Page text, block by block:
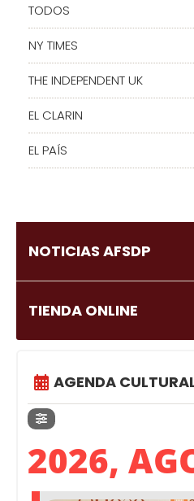
TODOS
NY TIMES
THE INDEPENDENT UK
EL CLARIN
EL PAÍS
NOTICIAS AFSDP
TIENDA ONLINE
AGENDA
2026,